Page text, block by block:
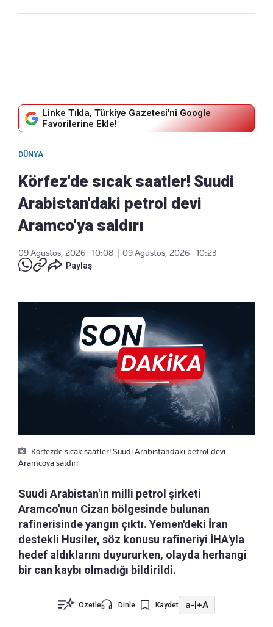
Linke Tıkla, Türkiye Gazetesi'ni Google
Favorilerine Ekle!
DÜNYA
Körfez'de sıcak saatler! Suudi
Arabistan'daki petrol devi
Aramco'ya saldırı
09 Ağustos, 2026 - 10:08
09 Ağustos, 2026 - 10:23
Paylaş
Körfezde sıcak saatler! Suudi Arabistandaki petrol devi
Aramcoya saldırı
Suudi Arabistan'ın milli petrol şirketi
Aramco'nun Cizan bölgesinde bulunan
rafinerisinde yangın çıktı. Yemen'deki İran
destekli Husiler, söz konusu rafineriyi İHA'yla
hedef aldıklarını duyururken, olayda herhangi
bir can kaybı olmadığı bildirildi.
Özetle Dinle Kaydet a-|+A